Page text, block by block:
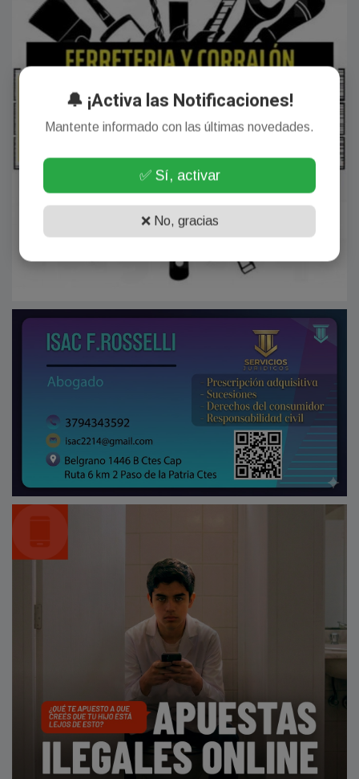
🔔 ¡Activa las Notificaciones!
Mantente informado con las últimas novedades.
✅ Sí, activar
❌ No, gracias